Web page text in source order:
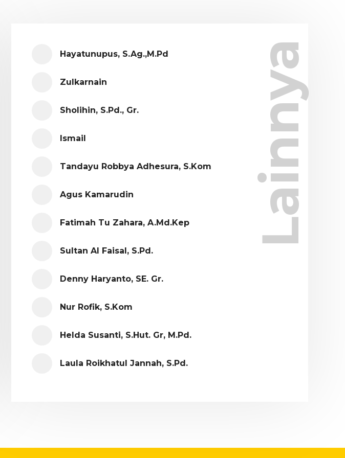
Lainnya
Hayatunupus, S.Ag.,M.Pd
Zulkarnain
Sholihin, S.Pd., Gr.
Ismail
Tandayu Robbya Adhesura, S.Kom
Agus Kamarudin
Fatimah Tu Zahara, A.Md.Kep
Sultan Al Faisal, S.Pd.
Denny Haryanto, SE. Gr.
Nur Rofik, S.Kom
Helda Susanti, S.Hut. Gr, M.Pd.
Laula Roikhatul Jannah, S.Pd.